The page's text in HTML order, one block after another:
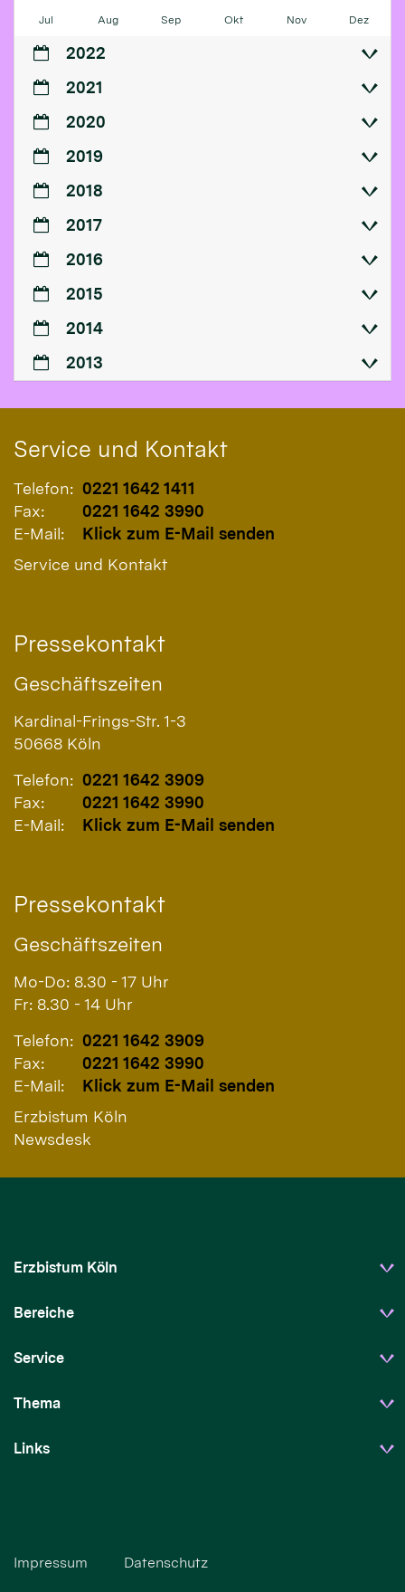
Jul Aug Sep Okt Nov Dez
2022
2021
2020
2019
2018
2017
2016
2015
2014
2013
Service und Kontakt
Telefon: 0221 1642 1411
Fax:
0221 1642 3990
E-Mail:
Klick zum E-Mail senden
Service und Kontakt
Pressekontakt
Geschäftszeiten
Kardinal-Frings-Str. 1-3
50668 Köln
Telefon: 0221 1642 3909
Fax:
0221 1642 3990
E-Mail:
Klick zum E-Mail senden
Pressekontakt
Geschäftszeiten
Mo-Do: 8.30 - 17 Uhr
Fr: 8.30 - 14 Uhr
Telefon: 0221 1642 3909
Fax:
0221 1642 3990
E-Mail:
Klick zum E-Mail senden
Erzbistum Köln
Newsdesk
Erzbistum Köln
Bereiche
Service
Thema
Links
Impressum Datenschutz